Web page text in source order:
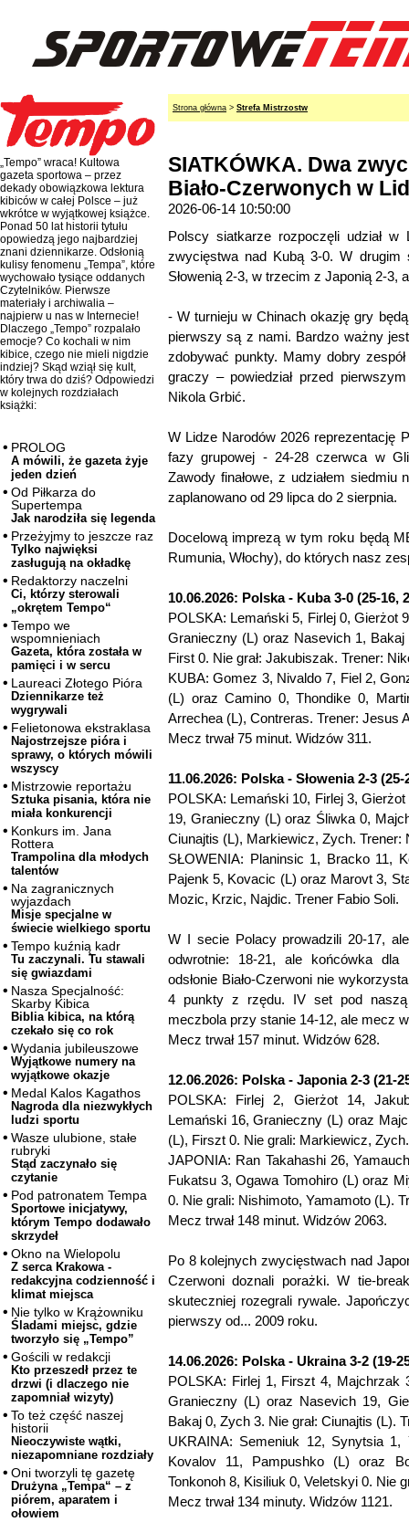
„Tempo” wraca! Kultowa
gazeta sportowa – przez
dekady obowiązkowa lektura
kibiców w całej Polsce – już
wkrótce w wyjątkowej książce.
Ponad 50 lat historii tytułu
opowiedzą jego najbardziej
znani dziennikarze. Odsłonią
kulisy fenomenu „Tempa”, które
wychowało tysiące oddanych
Czytelników. Pierwsze
materiały i archiwalia –
najpierw u nas w Internecie!
Dlaczego „Tempo” rozpalało
emocje? Co kochali w nim
kibice, czego nie mieli nigdzie
indziej? Skąd wziął się kult,
który trwa do dziś? Odpowiedzi
w kolejnych rozdziałach
książki:
PROLOG
A mówili, że gazeta żyje
jeden dzień
Od Piłkarza do
Supertempa
Jak narodziła się legenda
Przeżyjmy to jeszcze raz
Tylko najwięksi
zasługują na okładkę
Redaktorzy naczelni
Ci, którzy sterowali
„okrętem Tempo“
Tempo we
wspomnieniach
Gazeta, która została w
pamięci i w sercu
Laureaci Złotego Pióra
Dziennikarze też
wygrywali
Felietonowa ekstraklasa
Najostrzejsze pióra i
sprawy, o których mówili
wszyscy
Mistrzowie reportażu
Sztuka pisania, która nie
miała konkurencji
Konkurs im. Jana
Rottera
Trampolina dla młodych
talentów
Na zagranicznych
wyjazdach
Misje specjalne w
świecie wielkiego sportu
Tempo kuźnią kadr
Tu zaczynali. Tu stawali
się gwiazdami
Nasza Specjalność:
Skarby Kibica
Biblia kibica, na którą
czekało się co rok
Wydania jubileuszowe
Wyjątkowe numery na
wyjątkowe okazje
Medal Kalos Kagathos
Nagroda dla niezwykłych
ludzi sportu
Wasze ulubione, stałe
rubryki
Stąd zaczynało się
czytanie
Pod patronatem Tempa
Sportowe inicjatywy,
którym Tempo dodawało
skrzydeł
Okno na Wielopolu
Z serca Krakowa -
redakcyjna codzienność i
klimat miejsca
Nie tylko w Krążowniku
Śladami miejsc, gdzie
tworzyło się „Tempo”
Gościli w redakcji
Kto przeszedł przez te
drzwi (i dlaczego nie
zapomniał wizyty)
To też część naszej
historii
Nieoczywiste wątki,
niezapomniane rozdziały
Oni tworzyli tę gazetę
Drużyna „Tempa“ – z
piórem, aparatem i
ołowiem
Strona główna > Strefa Mistrzostw
SIATKÓWKA. Dwa
Biało-Czerwonych w
2026-06-14 10:50:00
Polscy siatkarze rozpoczęli udział
zwycięstwa nad Kubą 3-0. W drugim
Słowenią 2-3, w trzecim z Japonią 2-3,
- W turnieju w Chinach okazję gry
pierwszy są z nami. Bardzo ważny
zdobywać punkty. Mamy dobry
graczy – powiedział przed
Nikola Grbić.
W Lidze Narodów 2026 reprezentację
fazy grupowej - 24-28 czerwca w
Zawody finałowe, z udziałem
zaplanowano od 29 lipca do 2 sierpnia.
Docelową imprezą w tym roku będą
Rumunia, Włochy), do których nasz
10.06.2026: Polska - Kuba 3-0 (25-16,
POLSKA: Lemański 5, Firlej 0, Gierżot
Granieczny (L) oraz Nasevich 1,
First 0. Nie grał: Jakubiszak. Trener:
KUBA: Gomez 3, Nivaldo 7, Fiel 2,
(L) oraz Camino 0, Thondike 0,
Arrechea (L), Contreras. Trener: Jesus
Mecz trwał 75 minut. Widzów 311.
11.06.2026: Polska - Słowenia 2-3
POLSKA: Lemański 10, Firlej 3,
19, Granieczny (L) oraz Śliwka 0,
Ciunajtis (L), Markiewicz, Zych. Trener:
SŁOWENIA: Planinsic 1, Bracko 11,
Pajenk 5, Kovacic (L) oraz Marovt 3,
Mozic, Krzic, Najdic. Trener Fabio Soli.
W I secie Polacy prowadzili 20-17,
odwrotnie: 18-21, ale końcówka dla
odsłonie Biało-Czerwoni nie
4 punkty z rzędu. IV set pod
meczbola przy stanie 14-12, ale mecz
Mecz trwał 157 minut. Widzów 628.
12.06.2026: Polska - Japonia 2-3 (21-
POLSKA: Firlej 2, Gierżot 14,
Lemański 16, Granieczny (L) oraz
(L), Firszt 0. Nie grali: Markiewicz,
JAPONIA: Ran Takahashi 26,
Fukatsu 3, Ogawa Tomohiro (L) oraz
0. Nie grali: Nishimoto, Yamamoto (L).
Mecz trwał 148 minut. Widzów 2063.
Po 8 kolejnych zwycięstwach nad
Czerwoni doznali porażki. W tie-
skuteczniej rozegrali rywale.
pierwszy od... 2009 roku.
14.06.2026: Polska - Ukraina 3-2 (19-
POLSKA: Firlej 1, Firszt 4, Majchrzak
Granieczny (L) oraz Nasevich 19,
Bakaj 0, Zych 3. Nie grał: Ciunajtis (L).
UKRAINA: Semeniuk 12, Synytsia
Kovalov 11, Pampushko (L) oraz
Tonkonoh 8, Kisiliuk 0, Veletskyi 0. Nie
Mecz trwał 134 minuty. Widzów 1121.